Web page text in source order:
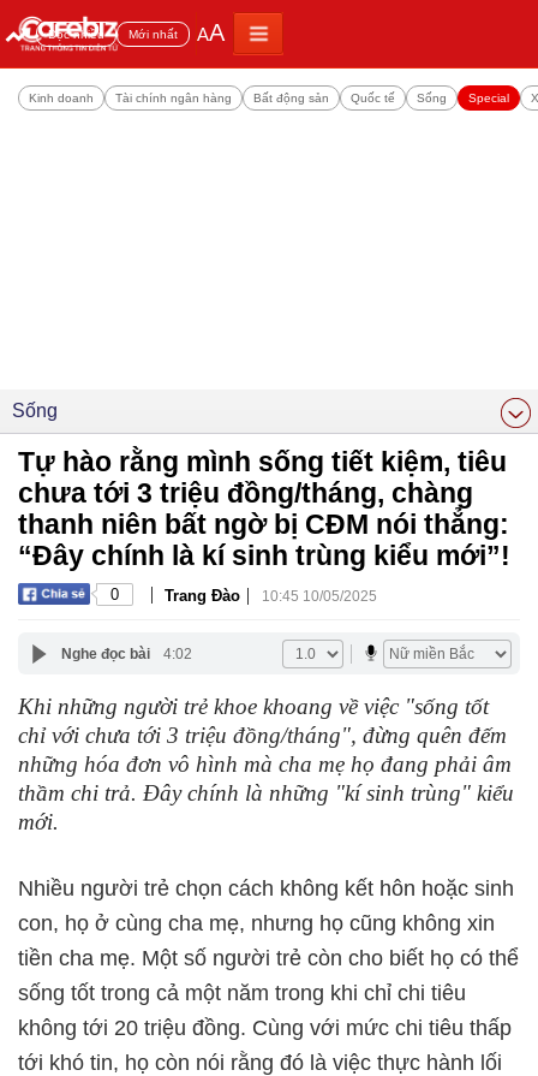
Đọc nhiều Mới nhất AA
Kinh doanh Tài chính ngân hàng Bất động sản Quốc tế Sống Special
Sống
Tự hào rằng mình sống tiết kiệm, tiêu
chưa tới 3 triệu đồng/tháng, chàng
thanh niên bất ngờ bị CĐM nói thẳng:
“Đây chính là kí sinh trùng kiểu mới”!
0 | Trang Đào | 10:45 10/05/2025
Nghe đọc bài 4:02
Khi những người trẻ khoe khoang về việc "sống tốt
chỉ với chưa tới 3 triệu đồng/tháng", đừng quên đếm
những hóa đơn vô hình mà cha mẹ họ đang phải âm
thầm chi trả. Đây chính là những "kí sinh trùng" kiểu
mới.
Nhiều người trẻ chọn cách không kết hôn hoặc sinh
con, họ ở cùng cha mẹ, nhưng họ cũng không xin
tiền cha mẹ. Một số người trẻ còn cho biết họ có thể
sống tốt trong cả một năm trong khi chỉ chi tiêu
không tới 20 triệu đồng. Cùng với mức chi tiêu thấp
tới khó tin, họ còn nói rằng đó là việc thực hành lối